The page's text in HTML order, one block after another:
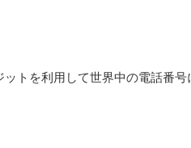
トを利用して世界中の電話番